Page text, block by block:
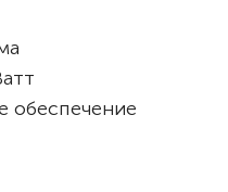
обеспечение